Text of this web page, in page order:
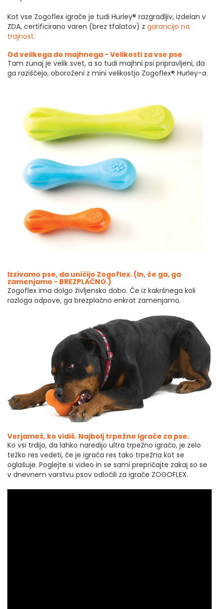
Kot vse Zogoflex igrače je tudi Hurley® razgradljiv, izdelan v
ZDA, certificirano varen (brez tfalatov) z garancijo na
trajnost.
Od velikega do majhnega - Velikosti za vse pse
Tam zunaj je velik svet, a so tudi majhni psi pripravljeni, da
ga raziščejo, oboroženi z mini velikostjo Zogoflex® Hurley-a.
Izzivamo pse, da uničijo Zogoflex. (In, če ga, ga
zamenjamo - BREZPLAČNO.)
Zogoflex ima dolgo življensko dobo. Če iz kakršnega koli
razloga odpove, ga brezplačno enkrat zamenjamo.
Verjameš, ko vidiš. Najbolj trpežne igrače za pse.
Ko vsi trdijo, da lahko naredijo ultra trpežno igračo, je zelo
težko res vedeti, če je igrača res tako trpežna kot se
oglašuje. Poglejte si video in se sami prepričajte zakaj so se
v dnevnem varstvu psov odločili za igrače ZOGOFLEX.